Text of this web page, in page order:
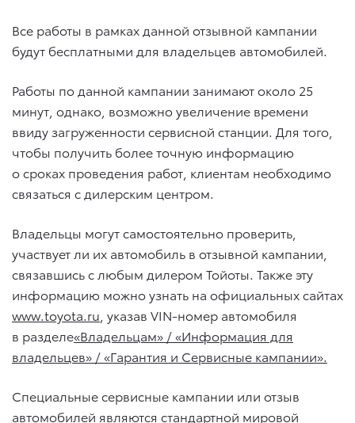
Все работы в рамках данной отзывной кампании
будут бесплатными для владельцев автомобилей.
Работы по данной кампании занимают около 25
минут, однако, возможно увеличение времени
ввиду загруженности сервисной станции. Для того,
чтобы получить более точную информацию
о сроках проведения работ, клиентам необходимо
связаться с дилерским центром.
Владельцы могут самостоятельно проверить,
участвует ли их автомобиль в отзывной кампании,
связавшись с любым дилером Тойоты. Также эту
информацию можно узнать на официальных сайтах
www.toyota.ru , указав VIN-номер автомобиля
в разделе«Владельцам» / «Информация для
владельцев» / «Гарантия и Сервисные кампании».
Специальные сервисные кампании или отзыв
автомобилей являются стандартной мировой